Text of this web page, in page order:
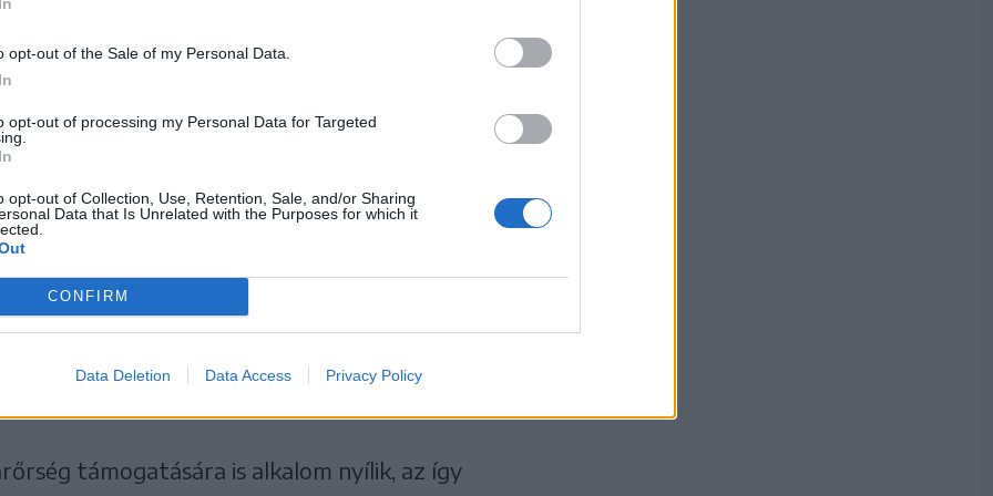
opt-out of the Sale of my Personal Data.
opt-out of processing my Personal Data for Targeted
opt-out of Collection, Use, Retention, Sale, and/or Sharing
Data that Is Unrelated with the Purposes for which it
CONFIRM
Data Deletion Data Access Privacy Policy
kezdődik, melynek
a
valamint egy olyan
amely törvényes
fenntartására
fórumra meghívást kapott Zetelaka község
Helyi Rendőrség, a
a környékbeli polgármesterek, valamint
a magyarországi Országos Polgárőr
támogatására is alkalom nyílik, az így